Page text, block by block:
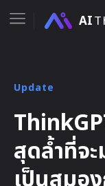
AI
Update
สุดล้ำที่จ